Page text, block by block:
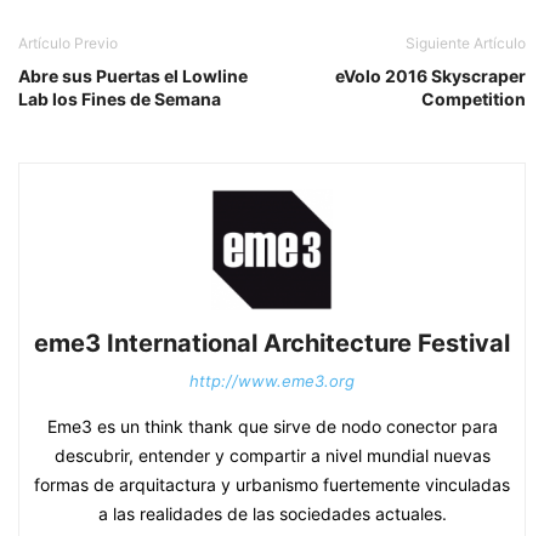
Artículo Previo
Abre sus Puertas el Lowline
Lab los Fines de Semana
Siguiente Artículo
eVolo 2016 Skyscraper
Competition
eme3 International Architecture Festival
http://www.eme3.org
Eme3 es un think thank que sirve de nodo conector para
descubrir, entender y compartir a nivel mundial nuevas
formas de arquitactura y urbanismo fuertemente vinculadas
a las realidades de las sociedades actuales.